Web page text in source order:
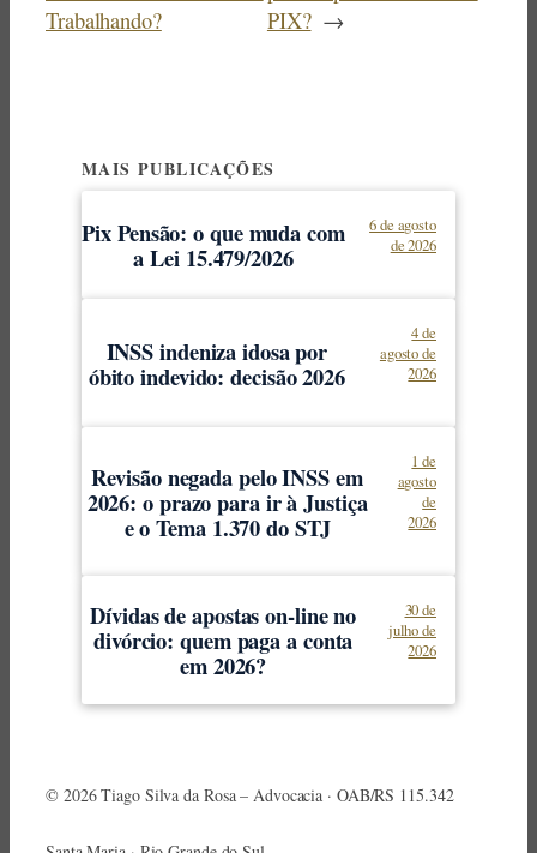
Trabalhando?
PIX? →
MAIS PUBLICAÇÕES
Pix Pensão: o que muda com
a Lei 15.479/2026
6 de agosto
de 2026
INSS indeniza idosa por
óbito indevido: decisão 2026
4 de
agosto de
2026
Revisão negada pelo INSS em
2026: o prazo para ir à Justiça
e o Tema 1.370 do STJ
1 de
agosto
de
2026
Dívidas de apostas on-line no
divórcio: quem paga a conta
em 2026?
30 de
julho de
2026
© 2026 Tiago Silva da Rosa – Advocacia · OAB/RS 115.342